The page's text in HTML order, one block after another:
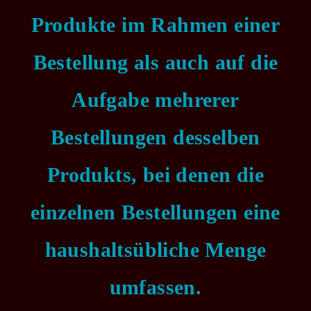
Produkte im Rahmen einer
Bestellung als auch auf die
Aufgabe mehrerer
Bestellungen desselben
Produkts, bei denen die
einzelnen Bestellungen eine
haushaltsübliche Menge
umfassen.